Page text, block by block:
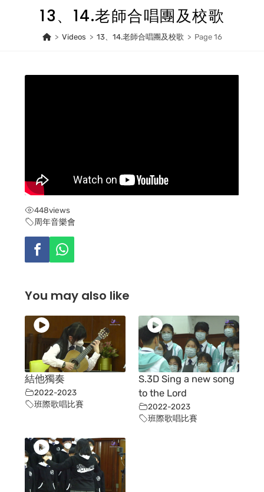
13、14.老師合唱團及校歌
> Videos > 13、14.老師合唱團及校歌 > Page 16
448views
周年音樂會
You may also like
結他獨奏
2022-2023
班際歌唱比賽
S.3D Sing a new song
to the Lord
2022-2023
班際歌唱比賽